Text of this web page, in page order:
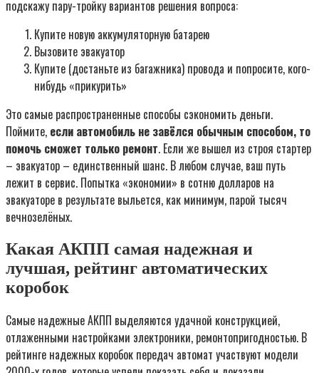
подскажу пару-тройку вариантов решения вопроса:
Купите новую аккумуляторную батарею
Вызовите эвакуатор
Купите (достаньте из багажника) провода и попросите, кого-
нибудь «прикурить»
Это самые распространенные способы сэкономить деньги.
Поймите, если автомобиль не завёлся обычным способом, то
помочь сможет только ремонт. Если же вышел из строя стартер
– эвакуатор – единственный шанс. В любом случае, ваш путь
лежит в сервис. Попытка «экономии» в сотню долларов на
эвакуаторе в результате выльется, как минимум, парой тысяч
вечнозелёных.
Какая АКПП самая надежная и
лучшая, рейтинг автоматических
коробок
Самые надежные АКПП выделяются удачной конструкцией,
отлаженными настройками электроники, ремонтопригодностью. В
рейтинге надежных коробок передач автомат участвуют модели